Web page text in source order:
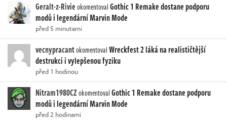
Geralt-z-RivieokomentovalGothic 1 Remake dostane podporu
modů i legendární Marvin Mode
před 5 minutami
vecnypracantokomentovalWreckfest 2 láká na realističtější
destrukci i vylepšenou fyziku
před 1 hodinou
Nitram1980CZokomentovalGothic 1 Remake dostane podporu
modů i legendární Marvin Mode
před 2 hodinami